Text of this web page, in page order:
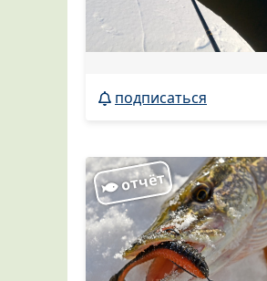
подписаться